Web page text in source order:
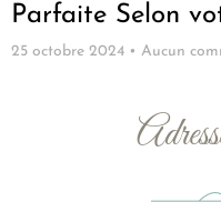
Parfaite Selon
25 octobre 2024 Aucun